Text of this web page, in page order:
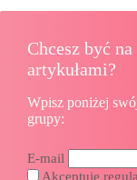
Chcesz być
artykułami?
Wpisz poniżej
grupy:
E-mail
Akceptuję